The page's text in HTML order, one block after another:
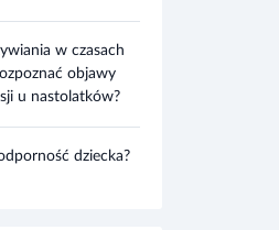
w czasach
objawy
u nastolatków?
dziecka?